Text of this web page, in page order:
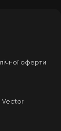
оферти
Vector